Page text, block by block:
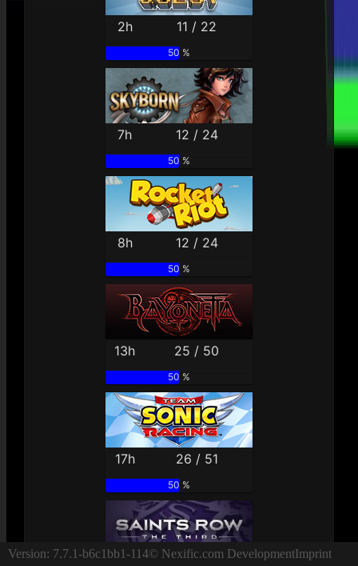
2h 11 / 22
50 %
7h 12 / 24
50 %
8h 12 / 24
50 %
13h 25 / 50
50 %
17h 26 / 51
50 %
Version: 7.7.1-b6c1bb1-114© Nexific.com DevelopmentImprint